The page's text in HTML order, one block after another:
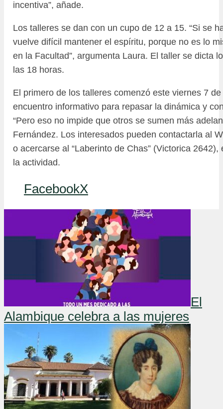
incentiva”, añade.
Los talleres se dan con un cupo de 12 a 15. “Si se
vuelve difícil mantener el espíritu, porque no es lo
en la Facultad”, argumenta Laura. El taller se dicta
las 18 horas.
El primero de los talleres comenzó este viernes 7
encuentro informativo para repasar la dinámica y
“Pero eso no impide que otros se sumen más
Fernández. Los interesados pueden contactarla al
o acercarse al “Laberinto de Chas” (Victorica
la actividad.
FacebookX
El
Alambique celebra a las mujeres